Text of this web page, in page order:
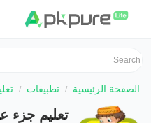
الصفحة الرئيسية تطبيقات
تعليم جزء